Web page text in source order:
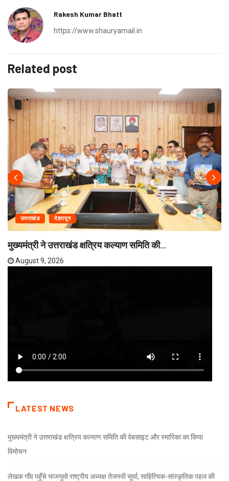
Rakesh Kumar Bhatt
https://www.shauryamail.in
Related post
उत्तराखंड देहरादून
मुख्यमंत्री ने उत्तराखंड क्षत्रिय कल्याण समिति की...
August 9, 2026
LATEST NEWS
मुख्यमंत्री ने उत्तराखंड क्षत्रिय कल्याण समिति की वेबसाइट और स्मारिका का किया
विमोचन
लेखक गाँव पहुँचे भाजयुमो राष्ट्रीय अध्यक्ष तेजस्वी सूर्या, साहित्यिक-सांस्कृतिक पहल की